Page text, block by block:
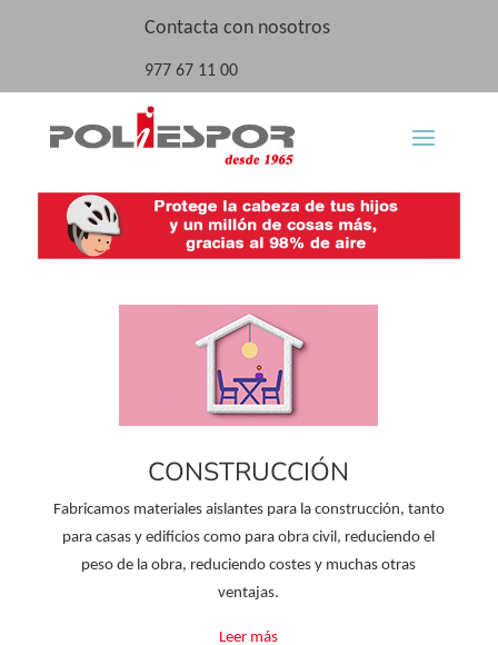
Contacta con nosotros
977 67 11 00
CONSTRUCCIÓN
Fabricamos materiales aislantes para la construcción, tanto
para casas y edificios como para obra civil, reduciendo el
peso de la obra, reduciendo costes y muchas otras
ventajas.
Leer más